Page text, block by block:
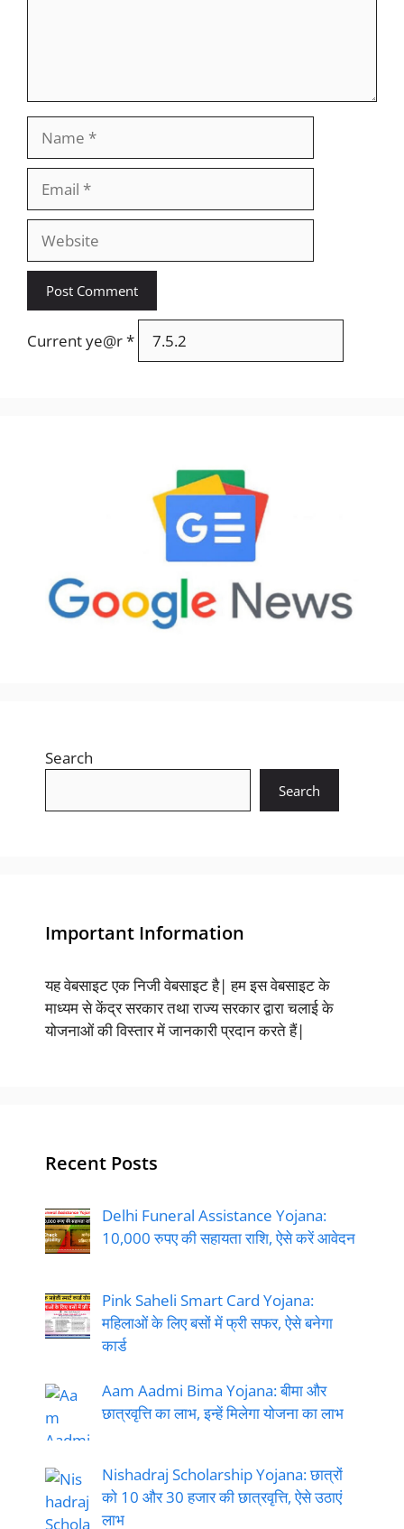
Website
Current ye@r*
Search
Search
Important Information
यह वेबसाइट एक निजी वेबसाइट है| हम इस वेबसाइट के
माध्यम से केंद्र सरकार तथा राज्य सरकार द्वारा चलाई के
योजनाओं की विस्तार में जानकारी प्रदान करते हैं|
Recent Posts
Delhi Funeral Assistance Yojana:
10,000 रुपए की सहायता राशि, ऐसे करें आवेदन
Pink Saheli Smart Card Yojana:
महिलाओं के लिए बसों में फ्री सफर, ऐसे बनेगा
कार्ड
Aam Aadmi Bima Yojana: बीमा और
छात्रवृत्ति का लाभ, इन्हें मिलेगा योजना का लाभ
Nishadraj Scholarship Yojana: छात्रों
को 10 और 30 हजार की छात्रवृत्ति, ऐसे उठाएं
लाभ